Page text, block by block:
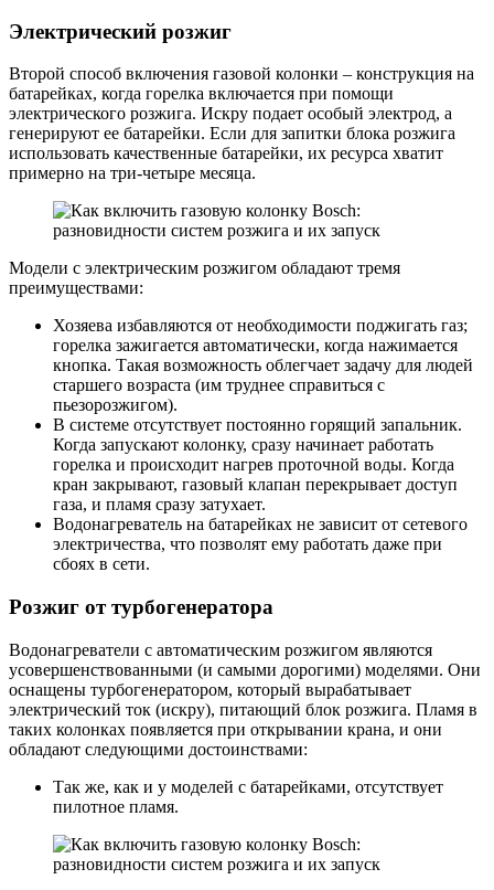
Электрический розжиг
Второй способ включения газовой колонки – конструкция на
батарейках, когда горелка включается при помощи
электрического розжига. Искру подает особый электрод, а
генерируют ее батарейки. Если для запитки блока розжига
использовать качественные батарейки, их ресурса хватит
примерно на три-четыре месяца.
Модели с электрическим розжигом обладают тремя
преимуществами:
Хозяева избавляются от необходимости поджигать газ;
горелка зажигается автоматически, когда нажимается
кнопка. Такая возможность облегчает задачу для людей
старшего возраста (им труднее справиться с
пьезорозжигом).
В системе отсутствует постоянно горящий запальник.
Когда запускают колонку, сразу начинает работать
горелка и происходит нагрев проточной воды. Когда
кран закрывают, газовый клапан перекрывает доступ
газа, и пламя сразу затухает.
Водонагреватель на батарейках не зависит от сетевого
электричества, что позволят ему работать даже при
сбоях в сети.
Розжиг от турбогенератора
Водонагреватели с автоматическим розжигом являются
усовершенствованными (и самыми дорогими) моделями. Они
оснащены турбогенератором, который вырабатывает
электрический ток (искру), питающий блок розжига. Пламя в
таких колонках появляется при открывании крана, и они
обладают следующими достоинствами:
Так же, как и у моделей с батарейками, отсутствует
пилотное пламя.